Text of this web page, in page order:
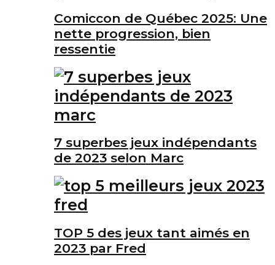
Comiccon de Québec 2025: Une
nette progression, bien
ressentie
7 superbes jeux indépendants
de 2023 selon Marc
TOP 5 des jeux tant aimés en
2023 par Fred